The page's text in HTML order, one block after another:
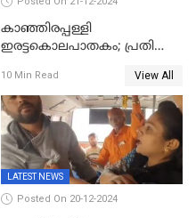
കാഞ്ഞിരപ്പള്ളി
ഇരട്ടകൊലപാതകം; പ്രതി
ജീവപര്യന്തം
10 Min Read View All
LATEST NEWS
Posted On 20-12-2024